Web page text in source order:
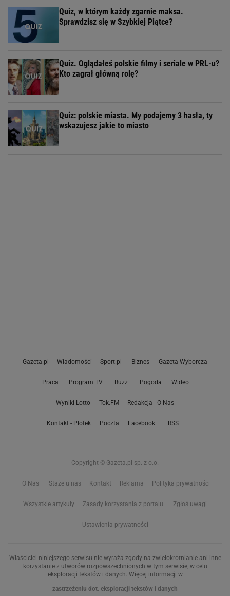
Quiz, w którym każdy zgarnie maksa.
Sprawdzisz się w Szybkiej Piątce?
Quiz. Oglądałeś polskie filmy i seriale w PRL-u?
Kto zagrał główną rolę?
Quiz: polskie miasta. My podajemy 3 hasła, ty
wskazujesz jakie to miasto
Gazeta.pl Wiadomości Sport.pl Biznes Gazeta Wyborcza
Praca Program TV Buzz Pogoda Wideo
Wyniki Lotto Tok.FM Redakcja - O Nas
Kontakt - Plotek Poczta Facebook RSS
Copyright © Gazeta.pl sp. z o.o.
O Nas Staże u nas Kontakt Reklama Polityka prywatności
Wszystkie artykuły Zasady korzystania z portalu Zgłoś uwagi
Ustawienia prywatności
Właściciel niniejszego serwisu nie wyraża zgody na zwielokrotnianie ani inne
korzystanie z utworów rozpowszechnionych w tym serwisie, w celu
eksploracji tekstów i danych. Więcej informacji w
zastrzeżeniu dot. eksploracji tekstów i danych